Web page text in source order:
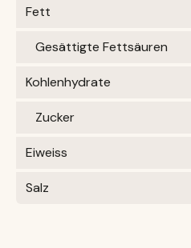
Fett
Gesättigte Fettsäuren
Kohlenhydrate
Zucker
Eiweiss
Salz